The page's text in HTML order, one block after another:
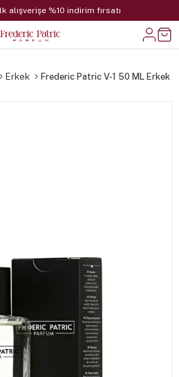
alışverişe %10 indirim fırsatı
Erkek Frederic Patric V-1 50 ML Erkek